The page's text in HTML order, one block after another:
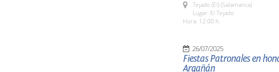
Tejado (El) (Salamanca)
Lugar: El Tejado
Hora: 12:00 h.
26/07/2025
Fiestas Patronales en
Argañán